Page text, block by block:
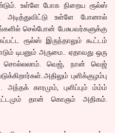
உள்ளே போக நிறைய ரூல்ஸ்
உள்ளே போனால்
செல்போன் பேசுபவர்களுக்கு
ரூல்ஸ் இருந்தாலும் கூட்டம்
டிபனும் அருமை.. ஏதாவது ஒரு
சொல்லலாம். வெஜ், நான் வெஜ்
புளிக்குழம்பு
காரமும், புளிப்பும் ம்ம்ம்
தான் கொஞம் அதிகம்.